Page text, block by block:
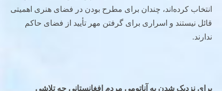
انتخاب کرده‌اند، چندان برای مطرح بودن در فضای هنری اهمیتی
قائل نیستند و اسراری برای گرفتن مهر تأیید از فضای حاکم
ندارند.
برای نزدیک شدن به آناتومی مردم افغانستانی چه تلاشی